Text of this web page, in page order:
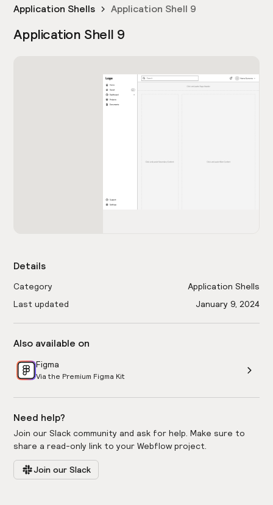
Application Shells Application Shell 9
Application Shell 9
Details
Category
Application Shells
Last updated
January 9, 2024
Also available on
Figma
Via the Premium Figma Kit
Need help?
Join our Slack community and ask for help. Make sure to
share a read-only link to your Webflow project.
Join our Slack